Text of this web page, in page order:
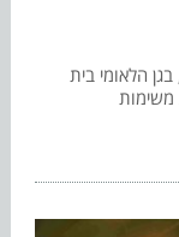
הלאומי בית